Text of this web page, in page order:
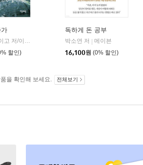
히가시노 게이고 저/이선희 역
자음과모음
할인)
독하게 돈 공부
박소연 저
메이븐
16,100원 (0% 할인)
을 확인해 보세요. 전체보기